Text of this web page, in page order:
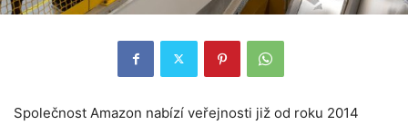
Společnost Amazon nabízí veřejnosti již od roku 2014